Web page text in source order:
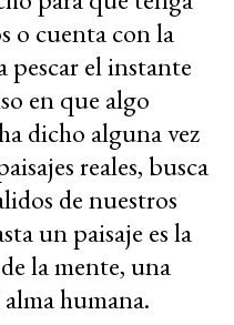
o cuenta con la
pescar el instante
en que algo
dicho alguna vez
reales, busca
de nuestros
un paisaje es la
la mente, una
humana.